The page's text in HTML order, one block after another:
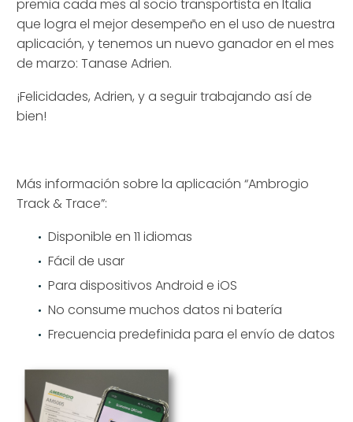
premia cada mes al socio transportista en Italia
que logra el mejor desempeño en el uso de nuestra
aplicación, y tenemos un nuevo ganador en el mes
de marzo: Tanase Adrien.
¡Felicidades, Adrien, y a seguir trabajando así de
bien!
Más información sobre la aplicación “Ambrogio
Track & Trace”:
Disponible en 11 idiomas
Fácil de usar
Para dispositivos Android e iOS
No consume muchos datos ni batería
Frecuencia predefinida para el envío de datos